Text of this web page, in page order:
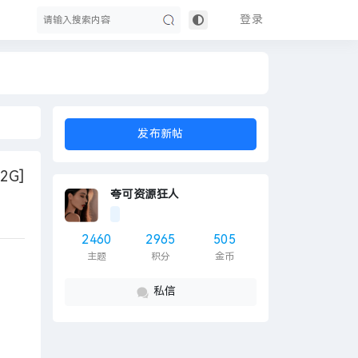
登录
发布新帖
夸可资源狂人
2460
主题
2965
积分
505
金币
私信